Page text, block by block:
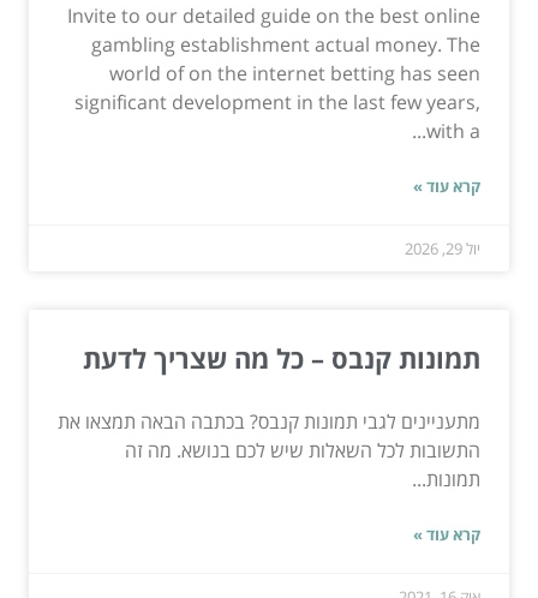
Invite to our detailed guide on the best online
gambling establishment actual money. The
world of on the internet betting has seen
significant development in the last few years,
with a...
קרא עוד »
יול 29, 2026
תמונות קנבס – כל מה שצריך לדעת
מתעניינים לגבי תמונות קנבס? בכתבה הבאה תמצאו את
התשובות לכל השאלות שיש לכם בנושא. מה זה
תמונות...
קרא עוד »